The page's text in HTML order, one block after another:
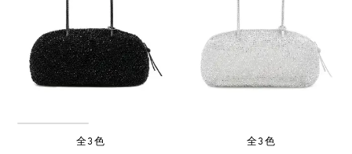
全3色 全3色